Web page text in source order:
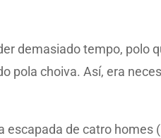
demasiado tempo, polo
pola choiva. Así, era
escapada de catro homes